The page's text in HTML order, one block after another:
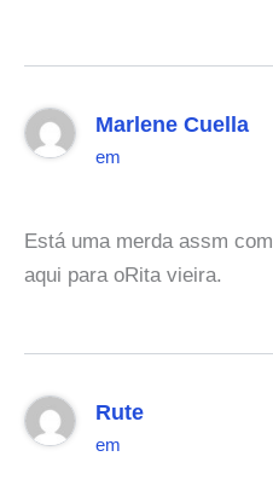
Marlene Cuella
em
Está uma merda assm
aqui para oRita vieira.
Rute
em